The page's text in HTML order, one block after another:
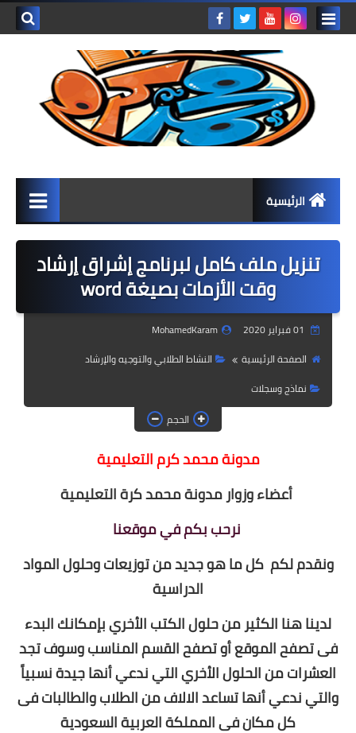
الرئيسية
المرحلة الابتدائية
كتب المرحلة الابتدائية
الصف الأول الابتدائي
الصف الرابع الابتدائي
الصف الخامس الابتدائي
الصف السادس الابتدائي
المرحلة المتوسطة
كتب المرحلة المتوسطة
الصف الثاني متوسط
الصف الثالث متوسط
المرحلة الثانوية
تنزيل ملف كامل لبرنامج إشراق إرشاد
وقت الأزمات بصيغة word
MohamedKaram
الصفحة الرئيسية
النشاط الطلابي والتوجيه والإرشاد
نماذج وسجلات
الحجم
مدونة محمد كرم التعليمية
ونقدم لكم كل ما هو جديد من توزيعات وحلول المواد
الدراسية
لدينا هنا الكثير من حلول الكتب الأخري بإمكانك البدء
فى تصفح الموقع أو تصفح القسم المناسب وسوف تجد
العشرات من الحلول الأخري التي ندعي أنها جيدة نسبياً
والتي ندعي أنها تساعد الالاف من الطلاب والطالبات فى
كل مكان فى المملكة العربية السعودية